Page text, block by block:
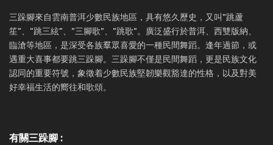
三跺腳來自雲南普洱少數民族地區，具有悠久歷史，又叫"跳蘆
笙"、"跳三絃"、"三腳歌"、"跳歌"。廣泛盛行於普洱、西雙版納、
臨滄等地區，是深受各族羣眾喜愛的一種民間舞蹈。逢年過節，或
遇重大喜事都要跳三跺腳。三跺腳不僅是民間舞蹈，更是民族文化
認同的重要符號，象徵着少數民族堅韌樂觀豁達的性格，以及對美
好幸福生活的嚮往和歌頌。
有關三跺腳 :